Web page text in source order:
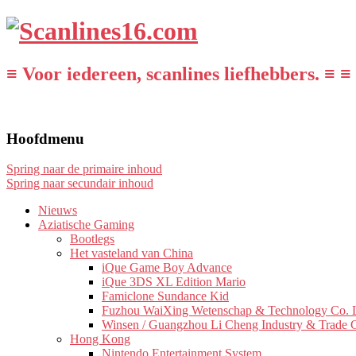
≡ Voor iedereen, scanlines liefhebbers. ≡ ≡
Hoofdmenu
Spring naar de primaire inhoud
Spring naar secundair inhoud
Nieuws
Aziatische Gaming
Bootlegs
Het vasteland van China
iQue Game Boy Advance
iQue 3DS XL Edition Mario
Famiclone Sundance Kid
Fuzhou WaiXing Wetenschap & Technology Co.
Winsen / Guangzhou Li Cheng Industry & Trade
Hong Kong